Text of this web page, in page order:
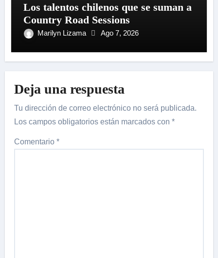
Los talentos chilenos que se suman a
Country Road Sessions
Marilyn Lizama Ago 7, 2026
Deja una respuesta
Tu dirección de correo electrónico no será publicada.
Los campos obligatorios están marcados con*
Comentario*